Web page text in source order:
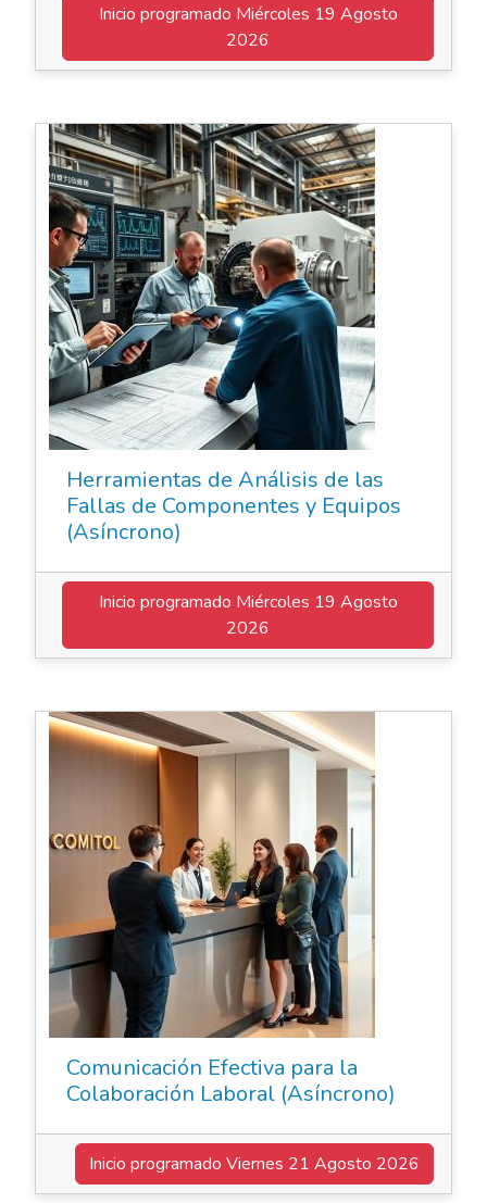
Inicio programado Miércoles 19 Agosto
2026
Herramientas de Análisis de las
Fallas de Componentes y Equipos
(Asíncrono)
Inicio programado Miércoles 19 Agosto
2026
Comunicación Efectiva para la
Colaboración Laboral (Asíncrono)
Inicio programado Viernes 21 Agosto 2026